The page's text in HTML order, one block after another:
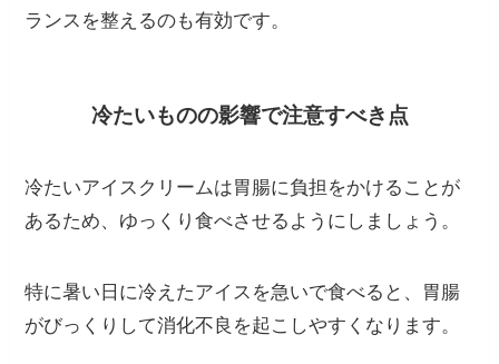
ランスを整えるのも有効です。
冷たいものの影響で注意すべき点
冷たいアイスクリームは胃腸に負担をかけることが
あるため、ゆっくり食べさせるようにしましょう。
特に暑い日に冷えたアイスを急いで食べると、胃腸
がびっくりして消化不良を起こしやすくなります。